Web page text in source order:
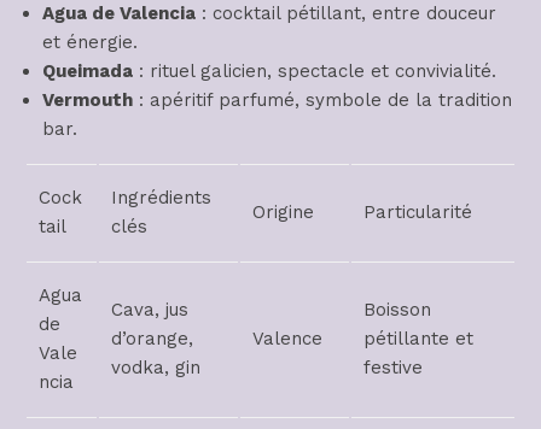
Agua de Valencia : cocktail pétillant, entre douceur
et énergie.
Queimada : rituel galicien, spectacle et convivialité.
Vermouth : apéritif parfumé, symbole de la tradition
bar.
Cock
tail
Ingrédients
clés
Origine Particularité
Agua
de
Vale
ncia
Cava, jus
d’orange,
vodka, gin
Valence
Boisson
pétillante et
festive